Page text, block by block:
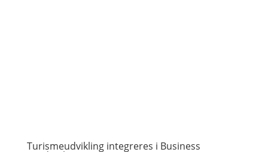
Turismeudvikling integreres i Business